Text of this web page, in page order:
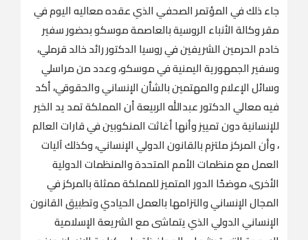
جاء ذلك في المؤتمر الصحفي الذي عقده معاليه اليوم في
مقر وكالة الأنباء الروسية بالعاصمة موسكو بحضور سفير
خادم الحرمين الشريفين في روسيا الدكتور رائد خالد قرملي،
وسفير الجمهورية اليمنية في موسكو، وعدد من مراسلي
وسائل الإعلام والمهتمين بالشأن الإنساني والحقوقي، أكد
فيه معالي الدكتور عبدالله الربيعة أن المملكة تمد يد الخير
للإنسانية دون تمييز وأنها أغاثت المنكوبين في قارات العالم
، وأن المركز ملتزم بالقانون الدولي الإنساني، وكذلك آليات
العمل مع منظمات الأمم المتحدة والمنظمات الدولية
الأخرى، موضحًا الدور المتميز للمملكة ممثلة بالمركز في
المجال الإنساني والتزامها بالعمل الحيادي وتطبيق القانون
الإنساني الدولي الذي يتماشى مع الشريعة الإسلامية